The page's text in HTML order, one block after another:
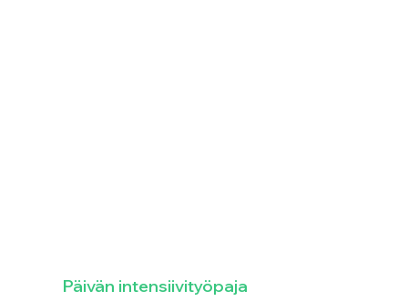
Päivän intensiivityöpaja